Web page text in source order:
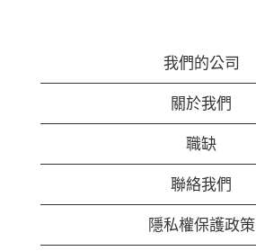
我們的公司
關於我們
職缺
聯絡我們
隱私權保護政策